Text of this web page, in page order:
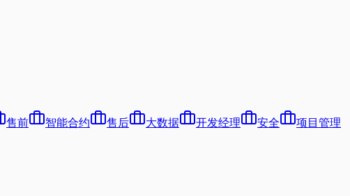
售前 智能合约 售后 大数据 开发经理 安全
项目管理